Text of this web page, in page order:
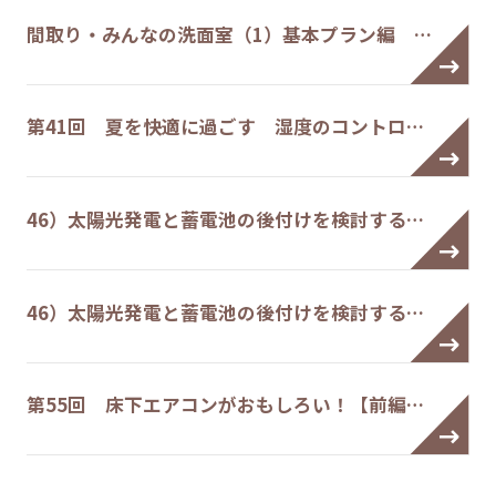
間取り・みんなの洗面室（1）基本プラン編 …
第41回 夏を快適に過ごす 湿度のコントロ…
46）太陽光発電と蓄電池の後付けを検討する…
46）太陽光発電と蓄電池の後付けを検討する…
第55回 床下エアコンがおもしろい！【前編…